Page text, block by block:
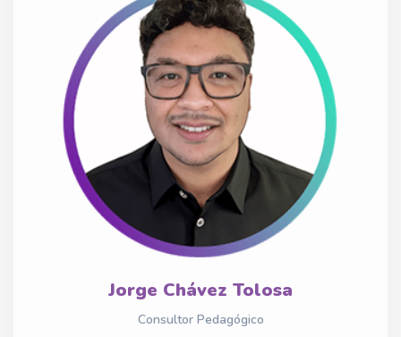
Jorge Chávez Tolosa
Consultor Pedagógico